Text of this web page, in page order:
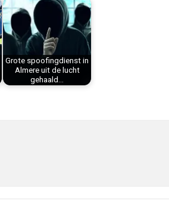
Grote spoofingdienst in
Almere uit de lucht
gehaald…